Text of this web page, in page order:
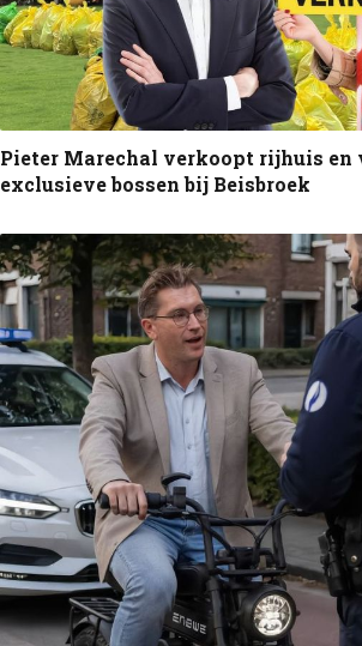
Pieter Marechal verkoopt rijhuis en
exclusieve bossen bij Beisbroek